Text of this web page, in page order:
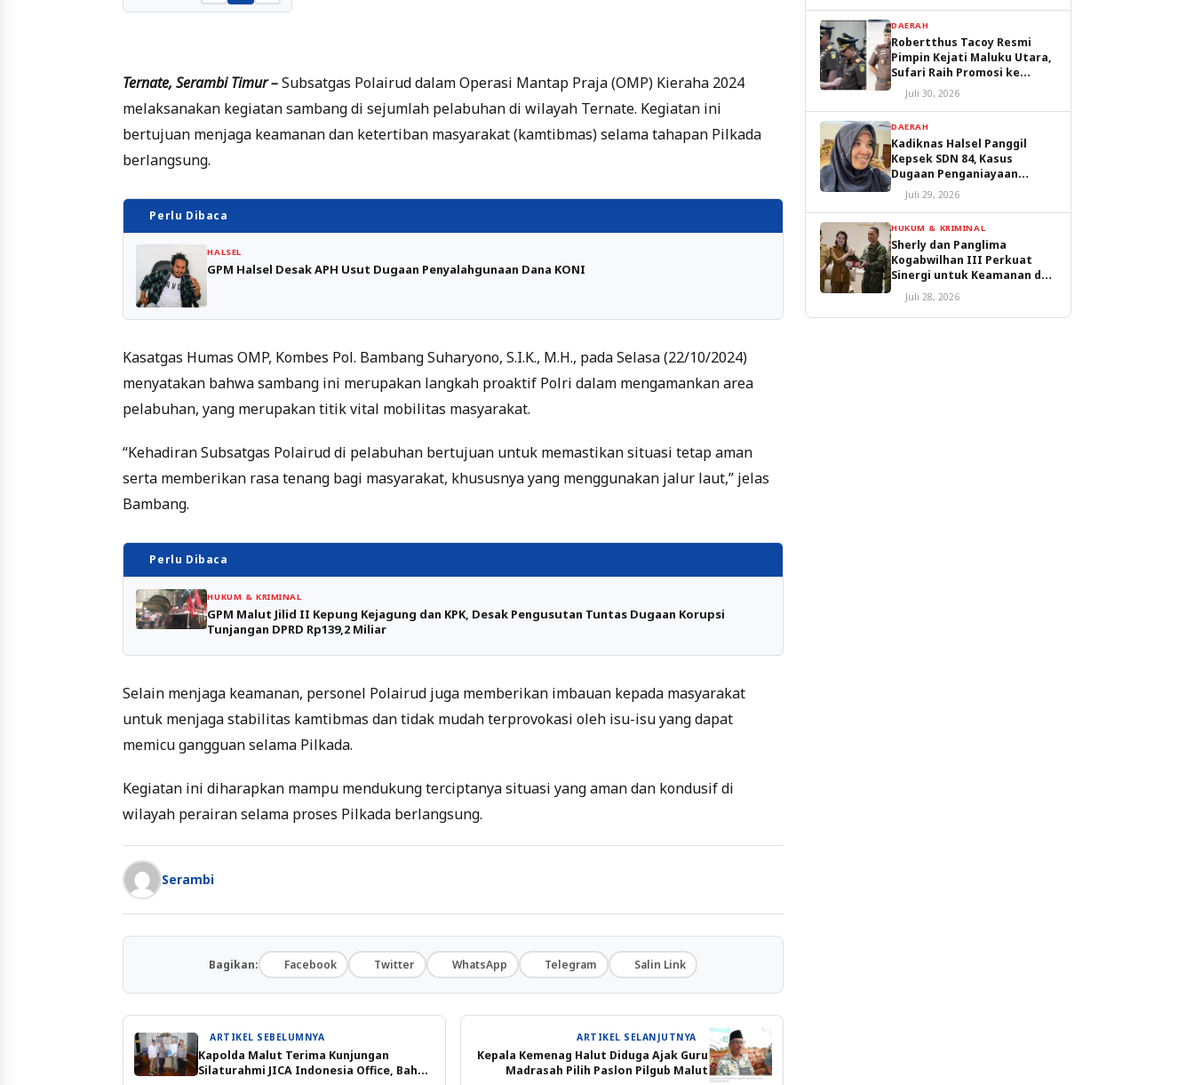
Ternate, Serambi Timur –Subsatgas Polairud dalam Operasi Mantap Praja (OMP) Kieraha 2024
melaksanakan kegiatan sambang di sejumlah pelabuhan di wilayah Ternate. Kegiatan ini
bertujuan menjaga keamanan dan ketertiban masyarakat (kamtibmas) selama tahapan Pilkada
berlangsung.
Perlu Dibaca
HALSEL
GPM Halsel Desak APH Usut Dugaan Penyalahgunaan Dana KONI
Kasatgas Humas OMP, Kombes Pol. Bambang Suharyono, S.I.K., M.H., pada Selasa (22/10/2024)
menyatakan bahwa sambang ini merupakan langkah proaktif Polri dalam mengamankan area
pelabuhan, yang merupakan titik vital mobilitas masyarakat.
“Kehadiran Subsatgas Polairud di pelabuhan bertujuan untuk memastikan situasi tetap aman
serta memberikan rasa tenang bagi masyarakat, khususnya yang menggunakan jalur laut,” jelas
Bambang.
Perlu Dibaca
HUKUM & KRIMINAL
GPM Malut Jilid II Kepung Kejagung dan KPK, Desak Pengusutan Tuntas Dugaan Korupsi
Tunjangan DPRD Rp139,2 Miliar
Selain menjaga keamanan, personel Polairud juga memberikan imbauan kepada masyarakat
untuk menjaga stabilitas kamtibmas dan tidak mudah terprovokasi oleh isu-isu yang dapat
memicu gangguan selama Pilkada.
Kegiatan ini diharapkan mampu mendukung terciptanya situasi yang aman dan kondusif di
wilayah perairan selama proses Pilkada berlangsung.
Serambi
Bagikan: Facebook Twitter WhatsApp Telegram Salin Link
ARTIKEL SEBELUMNYA
Kapolda Malut Terima Kunjungan
Silaturahmi JICA Indonesia Office, Bahas
ARTIKEL SELANJUTNYA
Kepala Kemenag Halut Diduga Ajak Guru
Madrasah Pilih Paslon Pilgub Malut
DAERAH
Robertthus Tacoy Resmi
Pimpin Kejati Maluku Utara,
Sufari Raih Promosi ke
Kejaksaan Agung
Juli 30, 2026
DAERAH
Kadiknas Halsel Panggil
Kepsek SDN 84, Kasus
Dugaan Penganiayaan
Diproses
Juli 29, 2026
HUKUM & KRIMINAL
Sherly dan Panglima
Kogabwilhan III Perkuat
Sinergi untuk Keamanan dan
Pembangunan Malut
Juli 28, 2026